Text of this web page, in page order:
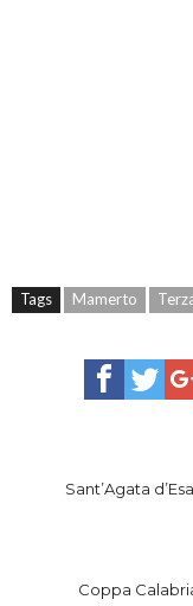
Tags Mamerto
Sant’Agata
Coppa